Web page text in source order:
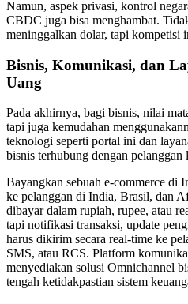
Namun, aspek privasi, kontrol
CBDC juga bisa menghambat.
meninggalkan dolar, tapi kompetisi
Bisnis, Komunikasi, dan
Uang
Pada akhirnya, bagi bisnis, nilai
tapi juga kemudahan
teknologi seperti portal ini dan
bisnis terhubung dengan pelanggan
Bayangkan sebuah e-commerce di
ke pelanggan di India, Brasil, dan
dibayar dalam rupiah, rupee, atau
tapi notifikasi transaksi, update
harus dikirim secara real-time ke
SMS, atau RCS. Platform
menyediakan solusi Omnichannel
tengah ketidakpastian sistem